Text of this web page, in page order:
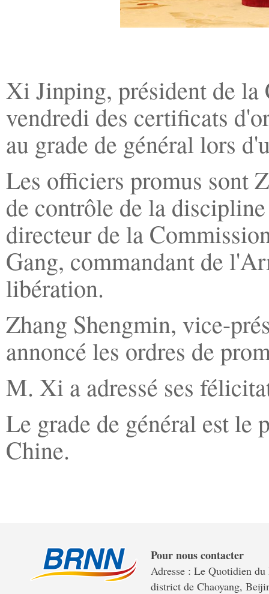
Xi Jinping, président de
vendredi des certificats
au grade de général lors
Les officiers promus sont
de contrôle de la
directeur de la
Gang, commandant de
libération.
Zhang Shengmin, vice-
annoncé les ordres de
M. Xi a adressé ses
Le grade de général est le
Chine.
Pour nous contacter
Adresse : Le Quotidien
district de Chaoyang,